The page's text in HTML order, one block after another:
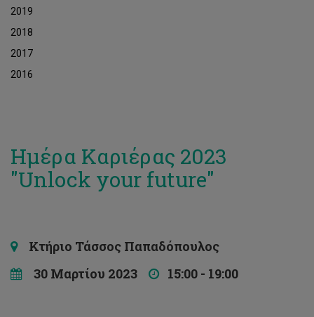
2019
2018
2017
2016
Ημέρα Καριέρας 2023
"Unlock your future"
Κτήριο Τάσσος Παπαδόπουλος
30 Μαρτίου 2023
15:00 - 19:00